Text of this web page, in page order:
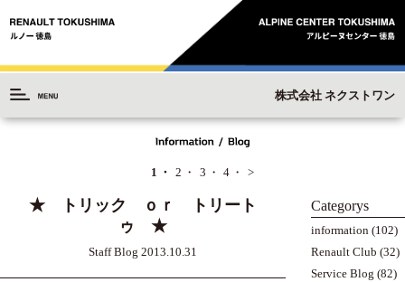
株式会社 ネクストワン
1 2 3 4 >
★ トリック ｏｒ トリート
ゥ ★
Staff Blog 2013.10.31
Categorys
information (102)
Renault Club (32)
Service Blog (82)